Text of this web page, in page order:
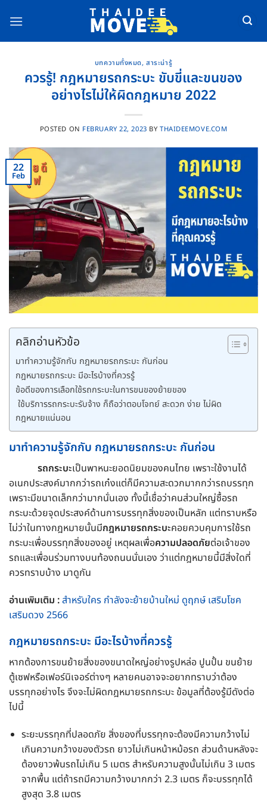
บทความทั้งหมด,สาระน่ารู้
ควรรู้! กฎหมายรถกระบะ ขับขี่และขนของ
อย่างไรไม่ให้ผิดกฎหมาย 2022
POSTED ON FEBRUARY 22, 2023 BY THAIDEEMOVE.COM
22
Feb
คลิกอ่านหัวข้อ
มาทำความรู้จักกับ กฎหมายรถกระบะ กันก่อน
กฎหมายรถกระบะ มีอะไรบ้างที่ควรรู้
ข้อดีของการเลือกใช้รถกระบะในการขนของย้ายของ
ใช้บริการรถกระบะรับจ้าง ก็ถือว่าตอบโจทย์ สะดวก ง่าย ไม่ผิด
กฎหมายแน่นอน
มาทำความรู้จักกับ กฎหมายรถกระบะ กันก่อน
รถกระบะเป็นพาหนะยอดนิยมของคนไทย เพราะใช้งานได้
อเนกประสงค์มากกว่ารถเก๋งแต่ก็มีความสะดวกมากกว่ารถบรรทุก
เพราะมีขนาดเล็กกว่ามากนั่นเอง ทั้งนี้เชื่อว่าคนส่วนใหญ่ซื้อรถ
กระบะด้วยจุดประสงค์ด้านการบรรทุกสิ่งของเป็นหลัก แต่ทราบหรือ
ไม่ว่าในทางกฎหมายนั้นมีกฎหมายรถกระบะคอยควบคุมการใช้รถ
กระบะเพื่อบรรทุกสิ่งของอยู่ เหตุผลเพื่อความปลอดภัยต่อเจ้าของ
รถและเพื่อนร่วมทางบนท้องถนนนั่นเอง ว่าแต่กฎหมายนี้มีสิ่งใดที่
ควรทราบบ้าง มาดูกัน
อ่านเพิมเติม :สำหรับใคร กำลังจะย้ายบ้านใหม่ ดูฤกษ์ เสริมโชค
เสริมดวง 2566
กฎหมายรถกระบะ มีอะไรบ้างที่ควรรู้
หากต้องการขนย้ายสิ่งของขนาดใหญ่อย่างรูปหล่อ ปูนปั้น ขนย้าย
ตู้เซฟหรือเฟอร์นิเจอร์ต่างๆ หลายคนอาจจะอยากทราบว่าต้อง
บรรทุกอย่างไร จึงจะไม่ผิดกฎหมายรถกระบะ ข้อมูลที่ต้องรู้มีดังต่อ
ไปนี้
ระยะบรรทุกที่ปลอดภัย สิ่งของที่บรรทุกจะต้องมีความกว้างไม่
เกินความกว้างของตัวรถ ยาวไม่เกินหน้าหม้อรถ ส่วนด้านหลังจะ
ต้องยาวพ้นรถไม่เกิน 5 เมตร สำหรับความสูงนั้นไม่เกิน 3 เมตร
จากพื้น แต่ถ้ารถมีความกว้างมากกว่า 2.3 เมตร ก็จะบรรทุกได้
สูงสุด 3.8 เมตร